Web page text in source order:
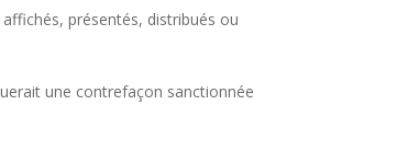
présentés, distribués ou
une contrefaçon sanctionnée